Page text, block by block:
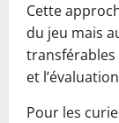
Cette
du jeu mais
et
Pour les